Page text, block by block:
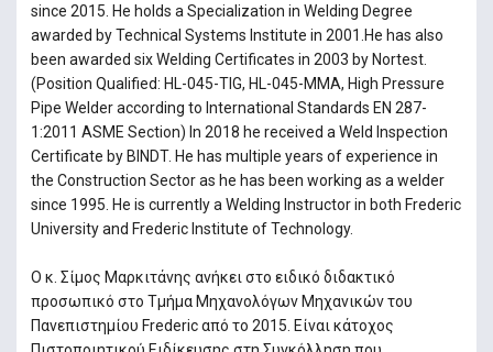
since 2015. He holds a Specialization in Welding Degree
awarded by Technical Systems Institute in 2001.He has also
been awarded six Welding Certificates in 2003 by Nortest.
(Position Qualified: HL-045-TIG, HL-045-MMA, High Pressure
Pipe Welder according to International Standards EN 287-
1:2011 ASME Section) In 2018 he received a Weld Inspection
Certificate by BINDT. He has multiple years of experience in
the Construction Sector as he has been working as a welder
since 1995. He is currently a Welding Instructor in both Frederic
University and Frederic Institute of Technology.
Ο κ. Σίμος Μαρκιτάνης ανήκει στο ειδικό διδακτικό
προσωπικό στο Τμήμα Μηχανολόγων Μηχανικών του
Πανεπιστημίου Frederic από το 2015. Είναι κάτοχος